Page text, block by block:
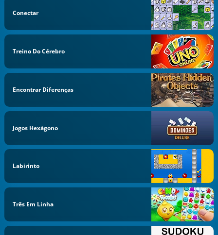
Conectar
Treino Do Cérebro
Encontrar Diferenças
Jogos Hexágono
Labirinto
Três Em Linha